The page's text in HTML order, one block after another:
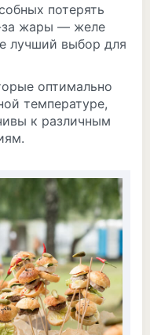
потерять
за жары — желе
лучший выбор для
оптимально
температуре,
к различным